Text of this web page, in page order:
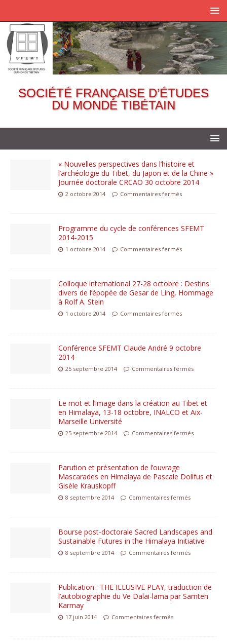
SOCIÉTÉ FRANÇAISE D’ÉTUDES
DU MONDE TIBÉTAIN
« Nouvelles perspectives dans l’histoire et
l’archéologie du Tibet, du Japon et de la Chine »
Journée doctorale CRCAO 30 octobre 2014
2 octobre 2014 Commentaires fermés
Programme du cycle de conférences SFEMT
2014-2015
1 octobre 2014 Commentaires fermés
Colloque international 27-28 octobre : Destins
divers de l’épopée de Gesar de Ling, Hommage
à Rolf A. Stein
1 octobre 2014 Commentaires fermés
Conférence SFEMT Claude André 9 octobre
2014
25 septembre 2014 Commentaires fermés
Le mot et l’image dans la création au Tibet et
en Himalaya, 13-18 octobre, INALCO et Aix-
Marseille Université
25 septembre 2014 Commentaires fermés
Parution et présentation de l’ouvrage
Mascarades en Himalaya de Pascale Dollfus et
Gisèle Krauskopff
8 septembre 2014 Commentaires fermés
Bourse post-doctorale Sacred Landscapes and
Sustainable Futures in the Himalaya Initiative
8 septembre 2014 Commentaires fermés
Publication : THE ILLUSIVE PLAY, traduction de
l’autobiographie du Ve Dalai-lama par Samten
Karmay
17 juin 2014 Commentaires fermés